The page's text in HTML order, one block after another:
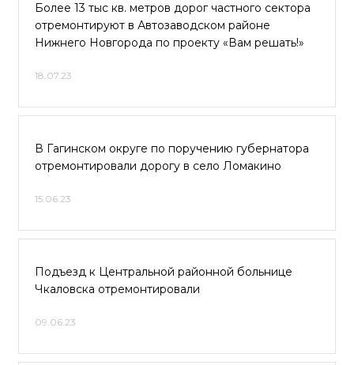
Более 13 тыс кв. метров дорог частного сектора
отремонтируют в Автозаводском районе
Нижнего Новгорода по проекту «Вам решать!»
18.07.23
В Гагинском округе по поручению губернатора
отремонтировали дорогу в село Ломакино
15.06.23
Подъезд к Центральной районной больнице
Чкаловска отремонтировали
09.06.23